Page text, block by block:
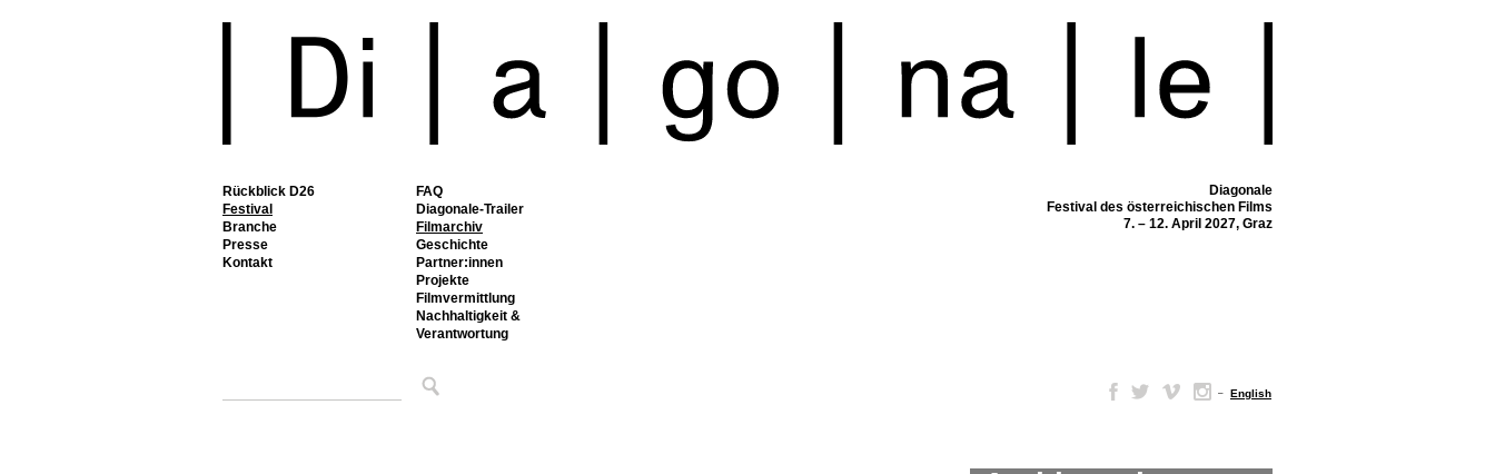
Rückblick D26
Festival
FAQ
Diagonale-Trailer
Filmarchiv
Geschichte
Partner:innen
Projekte
Filmvermittlung
Nachhaltigkeit &
Verantwortung
Branche
Presse
Kontakt
Diagonale
Festival des österreichischen Films
7. – 12. April 2027, Graz
– English